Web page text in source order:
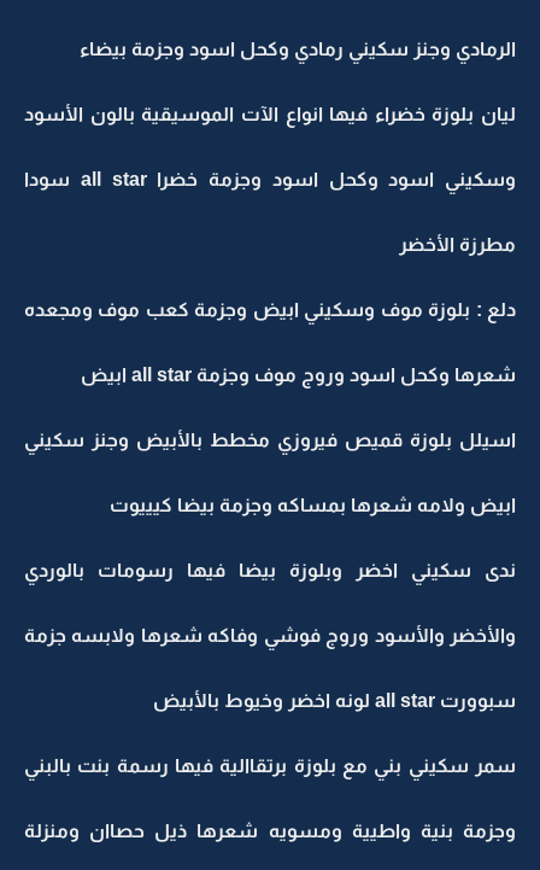
الرمادي وجنز سكيني رمادي وكحل اسود وجزمة بيضاء
ليان بلوزة خضراء فيها انواع الآت الموسيقية بالون الأسود
وسكيني اسود وكحل اسود وجزمة خضرا all star سودا
مطرزة الأخضر
دلع : بلوزة موف وسكيني ابيض وجزمة كعب موف ومجعده
شعرها وكحل اسود وروج موف وجزمة all star ابيض
اسيلل بلوزة قميص فيروزي مخطط بالأبيض وجنز سكيني
ابيض ولامه شعرها بمساكه وجزمة بيضا كيييوت
ندى سكيني اخضر وبلوزة بيضا فيها رسومات بالوردي
والأخضر والأسود وروج فوشي وفاكه شعرها ولابسه جزمة
سبوورت all star لونه اخضر وخيوط بالأبيض
سمر سكيني بني مع بلوزة برتقاالية فيها رسمة بنت بالبني
وجزمة بنية واطيية ومسويه شعرها ذيل حصاان ومنزلة